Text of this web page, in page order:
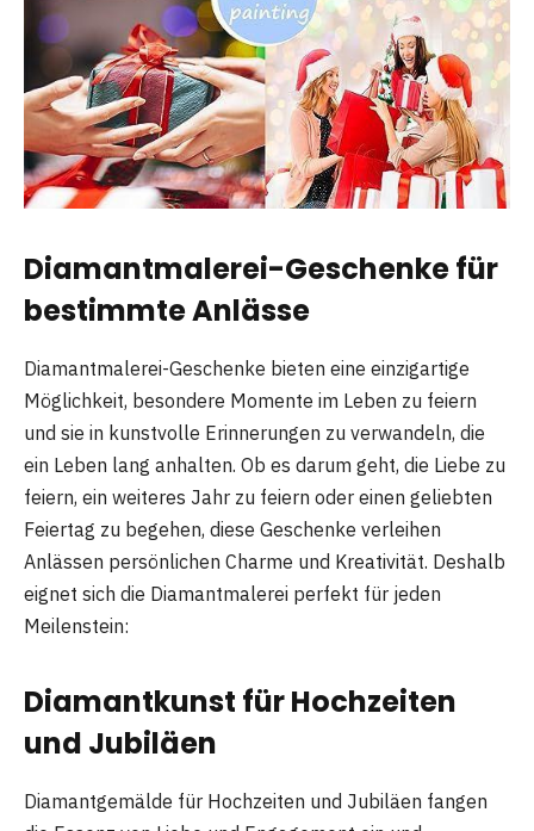
Diamantmalerei-Geschenke für
bestimmte Anlässe
Diamantmalerei-Geschenke bieten eine einzigartige
Möglichkeit, besondere Momente im Leben zu feiern
und sie in kunstvolle Erinnerungen zu verwandeln, die
ein Leben lang anhalten. Ob es darum geht, die Liebe zu
feiern, ein weiteres Jahr zu feiern oder einen geliebten
Feiertag zu begehen, diese Geschenke verleihen
Anlässen persönlichen Charme und Kreativität. Deshalb
eignet sich die Diamantmalerei perfekt für jeden
Meilenstein:
Diamantkunst für Hochzeiten
und Jubiläen
Diamantgemälde für Hochzeiten und Jubiläen fangen